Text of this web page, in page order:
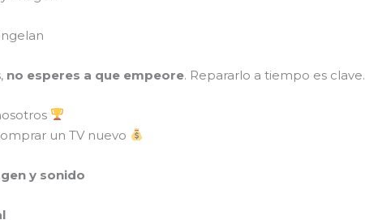
no esperes a que empeore. Repararlo a tiempo es clave.
un TV nuevo
y sonido